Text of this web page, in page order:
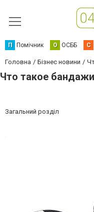
П Помічник О ОСББ C
Головна Бізнес новини
Что такое
Загальний розділ